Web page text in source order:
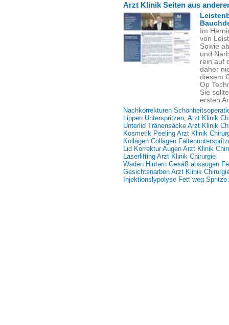
Arzt Klinik Seiten aus
Im
von
Sowie
und
rein auf
daher
diesem
Op
Sie
ersten
Nachkorrekturen
Lippen Unterspritzen, Arzt Klinik
Unterlid Tränensäcke Arzt Klinik
Kosmetik Peeling Arzt Klinik
Kollagen Collagen
Lid Korrektur Augen Arzt Klinik
Laserlifting Arzt Klinik Chirurgie
Waden Hintern Gesäß absaugen
Gesichtsnarben Arzt Klinik
Injektionslypolyse Fett weg